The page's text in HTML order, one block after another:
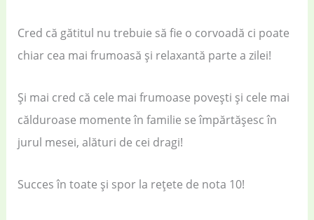
Cred că gătitul nu trebuie să fie o corvoadă ci poate
chiar cea mai frumoasă și relaxantă parte a zilei!
Și mai cred că cele mai frumoase povești și cele mai
călduroase momente în familie se împărtășesc în
jurul mesei, alături de cei dragi!
Succes în toate și spor la rețete de nota 10!